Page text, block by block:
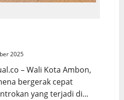
2025
– Wali Kota Ambon,
bergerak cepat
yang terjadi di...